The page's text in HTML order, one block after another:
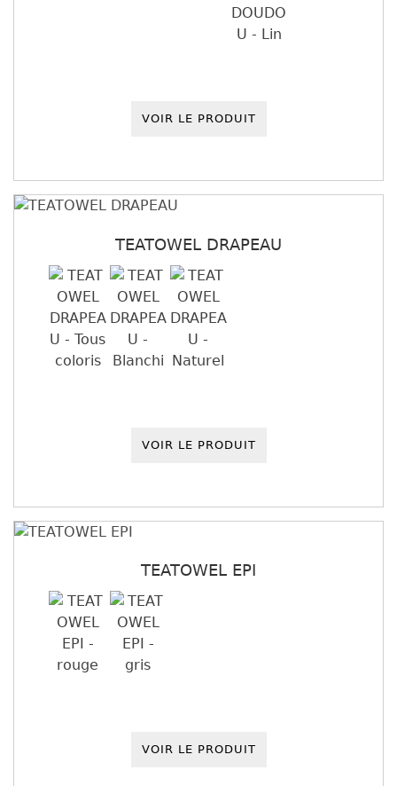
VOIR LE PRODUIT
TEATOWEL DRAPEAU
VOIR LE PRODUIT
TEATOWEL EPI
VOIR LE PRODUIT